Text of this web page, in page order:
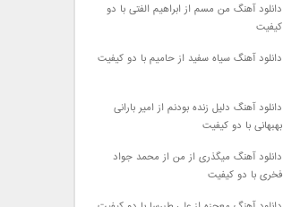
دانلود آهنگ من مسم از ابراهیم الفتی با دو
کیفیت
دانلود آهنگ سیاه سفید از حامیم با دو کیفیت
دانلود آهنگ دلیل زنده بودنم از امیر بارانی
بهبهانی با دو کیفیت
دانلود آهنگ میگذری از من از محمد جواد
فخری با دو کیفیت